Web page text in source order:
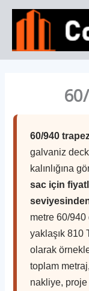
İçeriğe
60/940
galvaniz
kalınlığına
sac için
metre 60/940
yaklaşık 810
olarak
toplam
nakliye,